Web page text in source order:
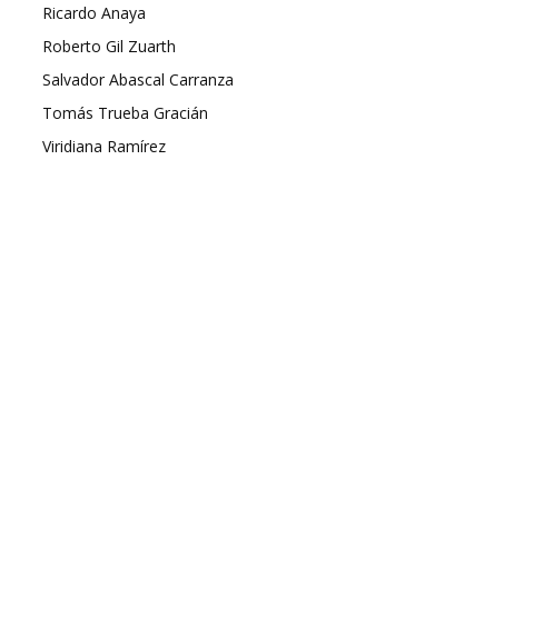
Ricardo Anaya
Roberto Gil Zuarth
Salvador Abascal Carranza
Tomás Trueba Gracián
Viridiana Ramírez